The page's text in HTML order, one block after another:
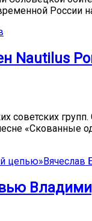
России
Nautilus
советских
цепью» Вячеслав